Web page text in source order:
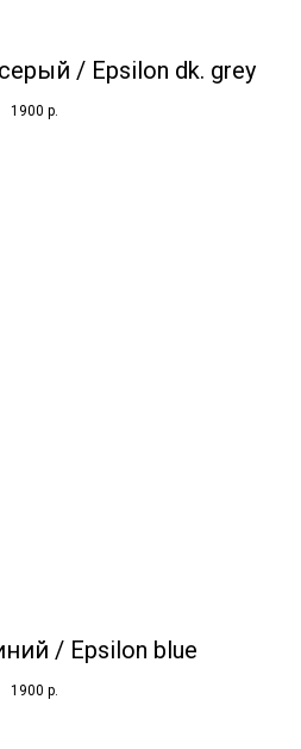
/ Epsilon dk. grey
1900 р.
/ Epsilon blue
1900 р.